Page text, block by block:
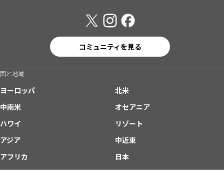
コミュニティを見る
国と地域
ヨーロッパ
北米
中南米
オセアニア
ハワイ
リゾート
アジア
中近東
アフリカ
日本